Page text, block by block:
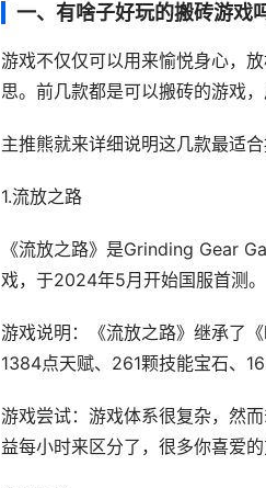
一、有啥子好玩的搬砖游戏
游戏不仅仅可以用来愉悦身心，
思。前几款都是可以搬砖的游戏
主推熊就来详细说明这几款最适
1.流放之路
《流放之路》是Grinding Gear
戏，于2024年5月开始国服首测。
游戏说明：《流放之路》继承了
1384点天赋、261颗技能宝石、
游戏尝试：游戏体系很复杂，然
益每小时来区分了，很多你喜爱